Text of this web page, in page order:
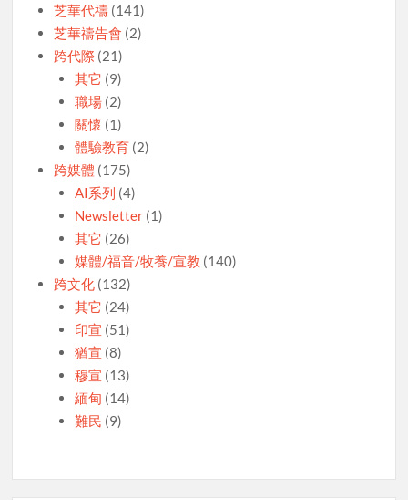
芝華代禱 (141)
芝華禱告會 (2)
跨代際 (21)
其它 (9)
職場(2)
關懷 (1)
體驗教育(2)
跨媒體 (175)
AI系列 (4)
Newsletter(1)
其它 (26)
媒體/福音/牧養/宣教 (140)
跨文化 (132)
其它 (24)
印宣 (51)
猶宣 (8)
穆宣 (13)
緬甸 (14)
難民 (9)